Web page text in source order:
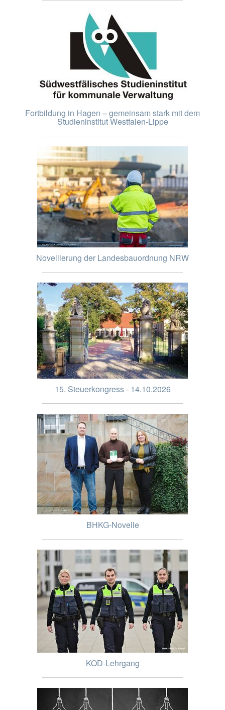
Fortbildung in Hagen – gemeinsam stark mit dem
Studieninstitut Westfalen-Lippe
Novellierung der Landesbauordnung NRW
15. Steuerkongress - 14.10.2026
BHKG-Novelle
KOD-Lehrgang